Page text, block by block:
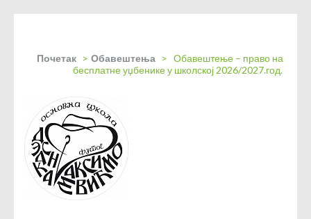
Почетак > Обавештења > Обавештење – право на
бесплатне уџбенике у школској 2026/2027.год.